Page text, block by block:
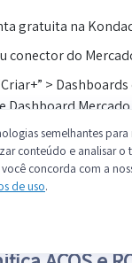
gratuita na
conector do
>
Dashboard
basta aguardar a
logo seus dados
Você receberá
acessar o
semelhantes para
conteúdo e analisar o
concorda com a
de uso.